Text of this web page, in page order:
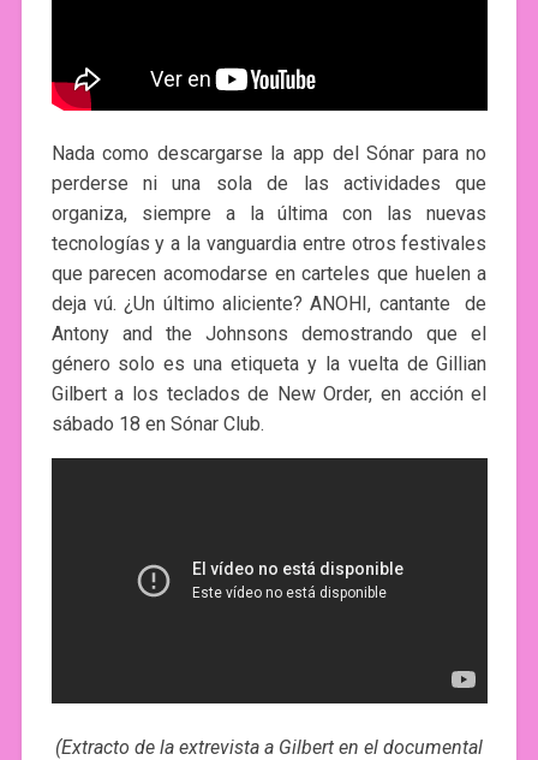
Nada como descargarse la app del Sónar para no
perderse ni una sola de las actividades que
organiza, siempre a la última con las nuevas
tecnologías y a la vanguardia entre otros festivales
que parecen acomodarse en carteles que huelen a
deja vú. ¿Un último aliciente? ANOHI, cantante de
Antony and the Johnsons demostrando que el
género solo es una etiqueta y la vuelta de Gillian
Gilbert a los teclados de New Order, en acción el
sábado 18 en Sónar Club.
(Extracto de la extrevista a Gilbert en el documental